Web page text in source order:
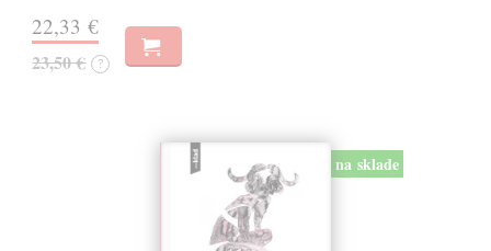
22,33 €
23,50 € ?
na sklade